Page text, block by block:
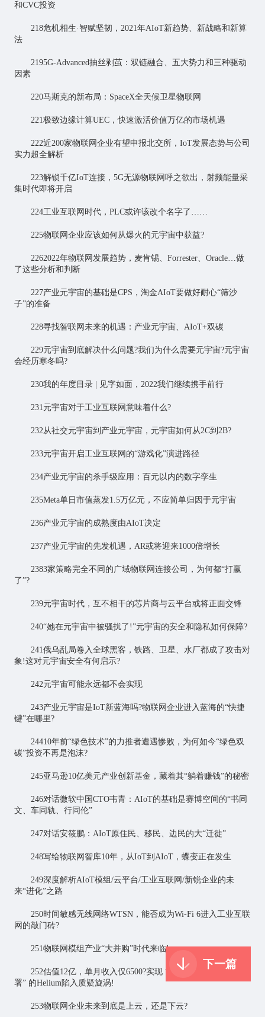
和CVC投资
218危机相生·智赋坚韧，2021年AIoT新趋势、新战略和新算
法
2195G-Advanced抽丝剥茧：双链融合、五大势力和三种驱动
因素
220马斯克的新布局：SpaceX全天候卫星物联网
221极致边缘计算UEC，快速激活价值万亿的市场机遇
222近200家物联网企业有望申报北交所，IoT发展态势与公司
实力超全解析
223解锁千亿IoT连接，5G无源物联网 呼之欲出，射频能量采
集时代即将开启
224工业互联网时代，PLC或许该改个名字了……
225物联网企业应该如何从爆火的元宇宙中获益?
2262022年物联网发展趋势，麦肯锡、Forrester、Oracle…做
了这些分析和判断
227产业元宇宙的基础是CPS，淘金AIoT要做好耐心“筛沙
子”的准备
228寻找智联网未来的机遇：产业元宇宙、AIoT+双碳
229元宇宙到底解决什么问题?我们为什么需要元宇宙?元宇宙
会经历寒冬吗?
230我的年度目录 | 见字如面，2022我们继续携手前行
231元宇宙对于工业互联网意味着什么?
232从社交元宇宙到产业元宇宙，元宇宙如何从2C到2B?
233元宇宙开启工业互联网的“游戏化”演进路径
234产业元宇宙的杀手级应用：百元以内的数字孪生
235Meta单日市值蒸发1.5万亿元，不应简单归因于元宇宙
236产业元宇宙的成熟度由AIoT决定
237产业元宇宙的先发机遇，AR或将迎来1000倍增长
2383家策略完全不同的广域物联网连接公司，为何都“打赢
了”?
239元宇宙时代，互不相干的芯片商与云平台或将正面交锋
240“她在元宇宙中被骚扰了!”元宇宙的安全和隐私如何保障?
241俄乌乱局卷入全球黑客，铁路、卫星、水厂都成了攻击对
象!这对元宇宙安全有何启示?
242元宇宙可能永远都不会实现
243产业元宇宙是IoT新蓝海吗?物联网企业进入蓝海的“快捷
键”在哪里?
24410年前“绿色技术”的力推者遭遇惨败，为何如今“绿色双
碳”投资不再是泡沫?
245亚马逊10亿美元产业创新基金，藏着其“躺着赚钱”的秘密
246对话微软中国CTO韦青：AIoT的基础是赛博空间的“书同
文、车同轨、行同伦”
247对话安筱鹏：AIoT原住民、移民、边民的大“迁徙”
248写给物联网智库10年，从IoT到AIoT，蝶变正在发生
249深度解析AIoT模组/云平台/工业互联网/新锐企业的未
来“进化”之路
250时间敏感无线网络WTSN，能否成为Wi-Fi 6进入工业互联
网的敲门砖?
251物联网模组产业“大并购”时代来临!
252估值12亿，单月收入仅6500?实现 “历史上最快无线网部
署” 的Helium陷入质疑旋涡!
253物联网企业未来到底是上云，还是下云?
下一篇